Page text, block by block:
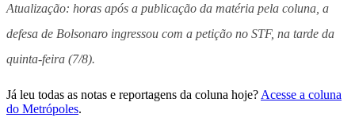
Atualização: horas após a publicação da matéria pela coluna, a
defesa de Bolsonaro ingressou com a petição no STF, na tarde da
quinta-feira (7/8).
Já leu todas as notas e reportagens da coluna hoje? Acesse a coluna
do Metrópoles.